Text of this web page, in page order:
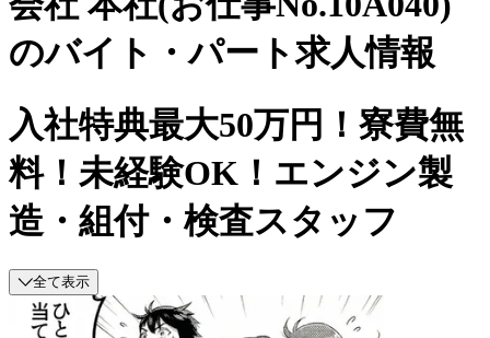
のバイト・パート求人情報
入社特典最大50万円！寮費無
料！未経験OK！エンジン製
造・組付・検査スタッフ
全て表示